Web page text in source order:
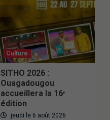
Culture
SITHO 2026 :
Ouagadougou
accueillera la 16ᵉ
édition
jeudi le 6 août 2026